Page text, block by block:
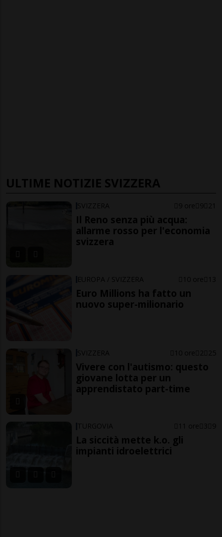
ULTIME NOTIZIE SVIZZERA
SVIZZERA 9 ore 9 21
Il Reno senza più acqua:
allarme rosso per l'economia
svizzera
EUROPA / SVIZZERA 10 ore 13
Euro Millions ha fatto un
nuovo super-milionario
SVIZZERA 10 ore 2 25
Vivere con l'autismo: questo
giovane lotta per un
apprendistato part-time
TURGOVIA 11 ore 3 9
La siccità mette k.o. gli
impianti idroelettrici